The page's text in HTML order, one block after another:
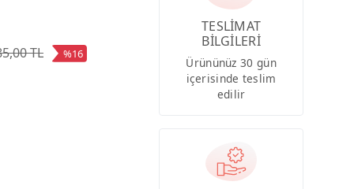
TL %16
TESLİMAT
BİLGİLERİ
Ürününüz 30 gün
içerisinde teslim
edilir